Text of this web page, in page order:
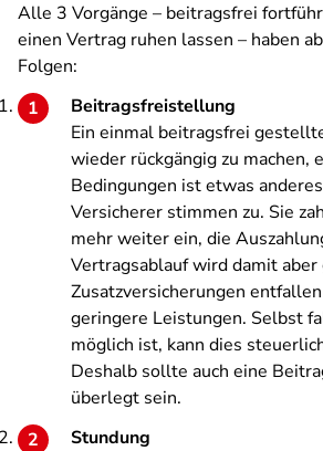
Alle 3 Vorgänge – beitragsfrei
einen Vertrag ruhen lassen – haben
Folgen:
Beitragsfreistellung
Ein einmal beitragsfrei
wieder rückgängig zu machen,
Bedingungen ist etwas
Versicherer stimmen zu. Sie
mehr weiter ein, die
Vertragsablauf wird damit
Zusatzversicherungen
geringere Leistungen. Selbst
möglich ist, kann dies
Deshalb sollte auch eine
überlegt sein.
Stundung